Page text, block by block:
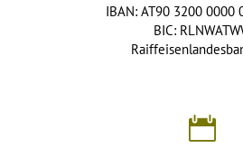
IBAN: AT90 3200 0000
BIC: